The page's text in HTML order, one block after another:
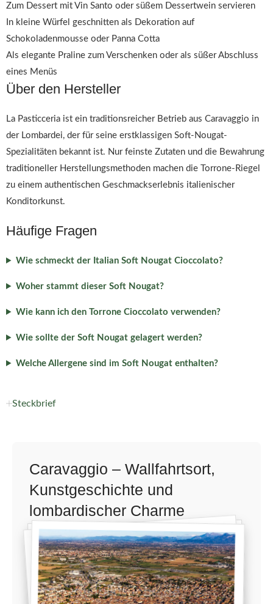
Zum Dessert mit Vin Santo oder süßem Dessertwein servieren
In kleine Würfel geschnitten als Dekoration auf
Schokoladenmousse oder Panna Cotta
Als elegante Praline zum Verschenken oder als süßer Abschluss
eines Menüs
Über den Hersteller
La Pasticceria ist ein traditionsreicher Betrieb aus Caravaggio in
der Lombardei, der für seine erstklassigen Soft-Nougat-
Spezialitäten bekannt ist. Nur feinste Zutaten und die Bewahrung
traditioneller Herstellungsmethoden machen die Torrone-Riegel
zu einem authentischen Geschmackserlebnis italienischer
Konditorkunst.
Häufige Fragen
Wie schmeckt der Italian Soft Nougat Cioccolato?
Woher stammt dieser Soft Nougat?
Wie kann ich den Torrone Cioccolato verwenden?
Wie sollte der Soft Nougat gelagert werden?
Welche Allergene sind im Soft Nougat enthalten?
Steckbrief
Caravaggio – Wallfahrtsort,
Kunstgeschichte und
lombardischer Charme